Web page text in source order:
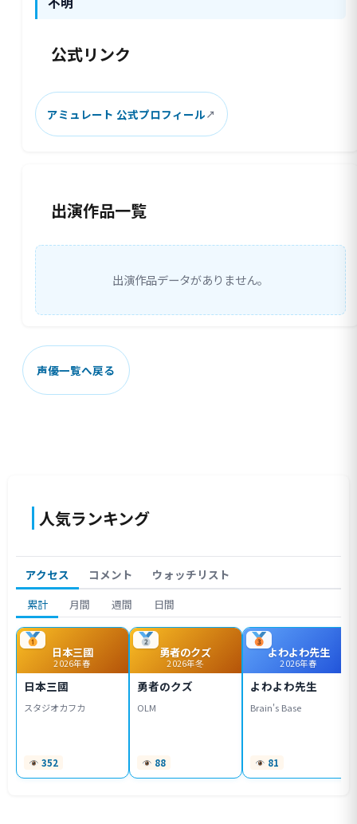
公式リンク
アミュレート 公式プロフィール
出演作品一覧
出演作品データがありません。
声優一覧へ戻る
人気ランキング
アクセス コメント ウォッチリスト
累計 月間 週間 日間
日本三國
2026年春
日本三國
スタジオカフカ
352
勇者のクズ
2026年冬
勇者のクズ
OLM
88
よわよわ先生
2026年春
よわよわ先生
Brain's Base
81